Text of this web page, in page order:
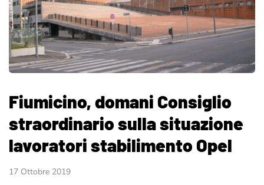
Fiumicino, domani Consiglio
straordinario sulla situazione
lavoratori stabilimento Opel
17 Ottobre 2019